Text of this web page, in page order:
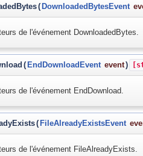
( DownloadedBytesEvent
de l'événement DownloadedBytes.
( EndDownloadEvent event)
de l'événement EndDownload.
( FileAlreadyExistsEvent
de l'événement FileAlreadyExists.